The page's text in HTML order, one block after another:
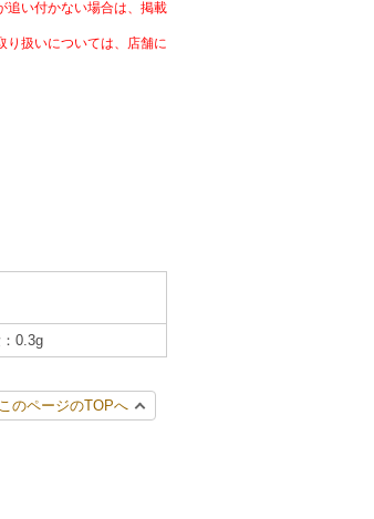
追い付かない場合は、掲載
り扱いについては、店舗に
0.3g
このページのTOPへ